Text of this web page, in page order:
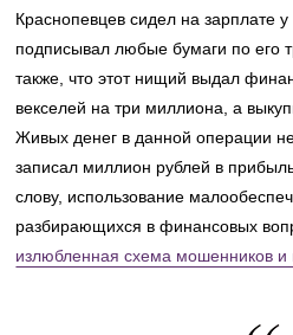
Краснопевцев сидел на зарплате
подписывал любые бумаги по его
также, что этот нищий выдал
векселей на три миллиона, а
Живых денег в данной операции
записал миллион рублей в
слову, использование
разбирающихся в финансовых
излюбленная схема мошенников и